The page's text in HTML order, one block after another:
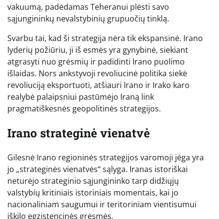
vakuumą, padėdamas Teheranui plėsti savo
sąjungininkų nevalstybinių grupuočių tinklą.
Svarbu tai, kad ši strategija nėra tik ekspansinė. Irano
lyderių požiūriu, ji iš esmės yra gynybinė, siekiant
atgrasyti nuo grėsmių ir padidinti Irano puolimo
išlaidas. Nors ankstyvoji revoliucinė politika siekė
revoliuciją eksportuoti, atšiauri Irano ir Irako karo
realybė palaipsniui pastūmėjo Iraną link
pragmatiškesnės geopolitinės strategijos.
Irano strateginė vienatvė
Gilesnė Irano regioninės strategijos varomoji jėga yra
jo „strateginės vienatvės“ sąlyga. Iranas istoriškai
neturėjo strateginio sąjungininko tarp didžiųjų
valstybių kritiniais istoriniais momentais, kai jo
nacionaliniam saugumui ir teritoriniam vientisumui
iškilo egzistencinės grėsmės.